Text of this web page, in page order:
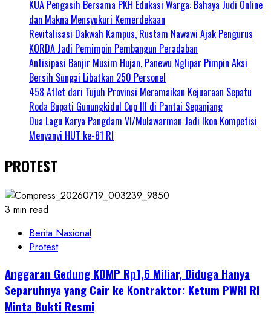
KUA Pengasih Bersama PKH Edukasi Warga: Bahaya Judi Online
dan Makna Mensyukuri Kemerdekaan
Revitalisasi Dakwah Kampus, Rustam Nawawi Ajak Pengurus
KORDA Jadi Pemimpin Pembangun Peradaban
Antisipasi Banjir Musim Hujan, Panewu Nglipar Pimpin Aksi
Bersih Sungai Libatkan 250 Personel
458 Atlet dari Tujuh Provinsi Meramaikan Kejuaraan Sepatu
Roda Bupati Gunungkidul Cup III di Pantai Sepanjang
Dua Lagu Karya Pangdam VI/Mulawarman Jadi Ikon Kompetisi
Menyanyi HUT ke-81 RI
PROTEST
3 min read
Berita Nasional
Protest
Anggaran Gedung KDMP Rp1,6 Miliar, Diduga Hanya
Separuhnya yang Cair ke Kontraktor: Ketum PWRI RI
Minta Bukti Resmi